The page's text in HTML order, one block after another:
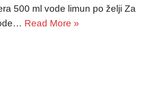
500 ml vode limun po želji Za
Read More »